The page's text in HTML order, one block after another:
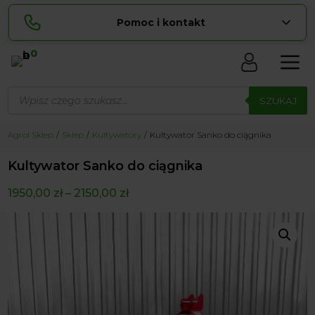
Pomoc i kontakt
Lucyna
pokaż numer
534 853 ... pokaż numer
zamowienia@ ...
biuro@ ...
Biuro obsługi klienta czynne Pn-Sb: 8:00 – 20:00
0
produktów SZUKAJ
Agrol Sklep Sklep Kultywatory Kultywator Sanko do ciągnika
Kultywator Sanko do ciągnika
1950,00 zł– 2150,00 zł